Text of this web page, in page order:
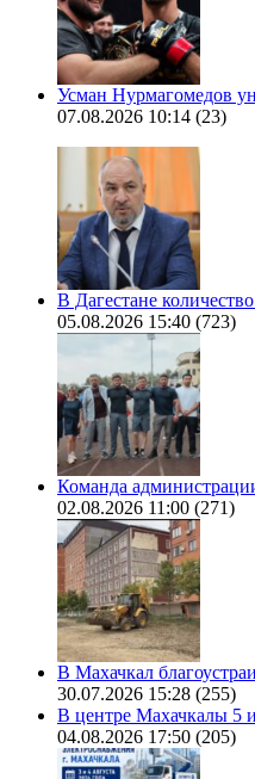
Усман Нурмагомедов
07.08.2026 10:14 (23)
В Дагестане
05.08.2026 15:40 (723)
Команда
02.08.2026 11:00 (271)
В Махачкал
30.07.2026 15:28 (255)
В центре Махачкалы 5
04.08.2026 17:50 (205)